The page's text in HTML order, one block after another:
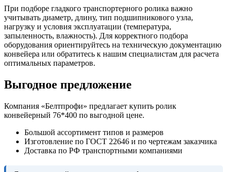
При подборе гладкого транспортерного ролика важно
учитывать диаметр, длину, тип подшипникового узла,
нагрузку и условия эксплуатации (температура,
запыленность, влажность). Для корректного подбора
оборудования ориентируйтесь на техническую документацию
конвейера или обратитесь к нашим специалистам для расчета
оптимальных параметров.
Выгодное предложение
Компания «Белтпрофи» предлагает купить ролик
конвейерный 76*400 по выгодной цене.
Большой ассортимент типов и размеров
Изготовление по ГОСТ 22646 и по чертежам заказчика
Доставка по РФ транспортными компаниями